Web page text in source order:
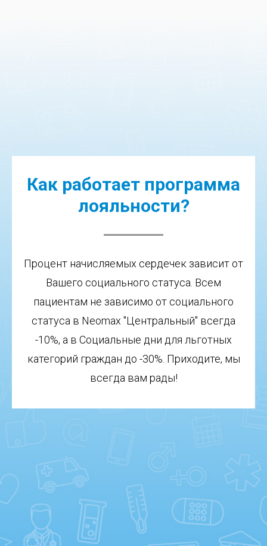
Как работает программа
лояльности?
Процент начисляемых сердечек зависит от
Вашего социального статуса. Всем
пациентам не зависимо от социального
статуса в Neomax "Центральный" всегда
-10%, а в Социальные дни для льготных
категорий граждан до -30%. Приходите, мы
всегда вам рады!